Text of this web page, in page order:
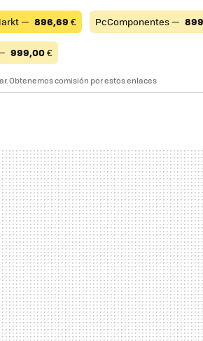
— 896,69 € PcComponentes —
999,00€
Obtenemos comisión por estos enlaces